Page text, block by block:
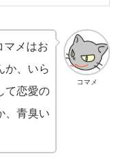
コマメ
マメはお
か、いら
て恋愛の
、青臭い